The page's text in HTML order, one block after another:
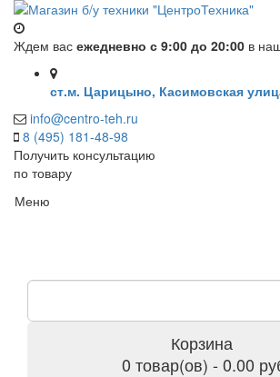
Ждем вас ежедневно с 9:00 до 20:00 в
ст.м. Царицыно, Касимовская
info@centro-teh.ru
8 (495) 181-48-98
Получить консультацию
по товару
Меню
Корзина
0 товар(ов) - 0.00